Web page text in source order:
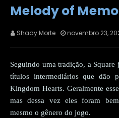
Melody of
Shady Morte novembro 23,
Seguindo uma tradição, a
títulos intermediários que dão
Kingdom Hearts. Geralmente
mas dessa vez eles foram
mesmo o gênero do jogo.